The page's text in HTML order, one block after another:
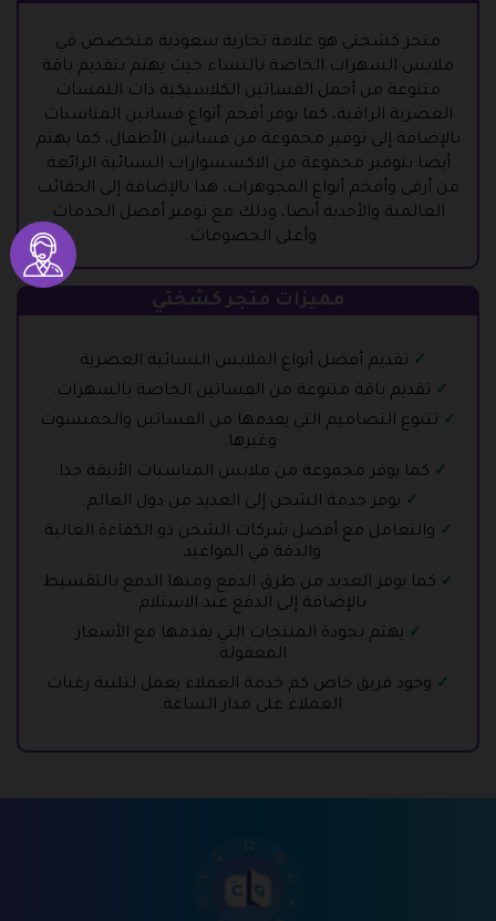
متجر كشختي هو علامة تجارية سعودية متخصص في
ملابس السهرات الخاصة بالنساء حيث يهتم بتقديم باقة
متنوعة من أجمل الفساتين الكلاسيكية ذات اللمسات
العصرية الراقية، كما يوفر أفخم أنواع فساتين المناسبات
بالإضافة إلى توفير مجموعة من فساتين الأطفال، كما يهتم
أيضا بتوفير مجموعة من الاكسسوارات النسائية الرائعة
من أرقى وأفخم أنواع المجوهرات، هذا بالإضافة إلى الحقائب
العالمية والأحذية أيضا، وذلك مع توفير أفضل الخدمات
وأعلى الخصومات.
مميزات متجر كشختي
تقديم أفضل أنواع الملابس النسائية العصرية.
تقديم باقة متنوعة من الفساتين الخاصة بالسهرات.
تتنوع التصاميم التي يقدمها من الفساتين والجمبسوت
وغيرها.
كما يوفر مجموعة من ملابس المناسبات الأنيقة جدا.
يوفر خدمة الشحن إلى العديد من دول العالم.
والتعامل مع أفضل شركات الشحن ذو الكفاءة العالية
والدقة في المواعيد.
كما يوفر العديد من طرق الدفع ومنها الدفع بالتقسيط
بالإضافة إلى الدفع عند الاستلام.
يهتم بجودة المنتجات التي يقدمها مع الأسعار
المعقولة.
وجود فريق خاص كم خدمة العملاء يعمل لتلبية رغبات
العملاء على مدار الساعة.